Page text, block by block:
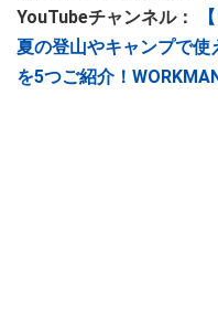
YouTubeチャンネル：
夏の登山やキャンプで
を5つご紹介！